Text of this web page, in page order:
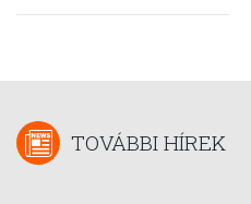
TOVÁBBI HÍREK